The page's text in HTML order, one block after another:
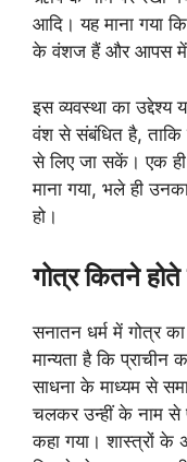
आदि। यह माना गया
के वंशज हैं और आपस में
इस व्यवस्था का
वंश से संबंधित है, ताकि
से लिए जा सकें। एक
माना गया, भले ही
हो।
गोत्र कितने
सनातन धर्म में गोत्र
मान्यता है कि
साधना के माध्यम से
चलकर उन्हीं के नाम से
कहा गया। शास्त्रों